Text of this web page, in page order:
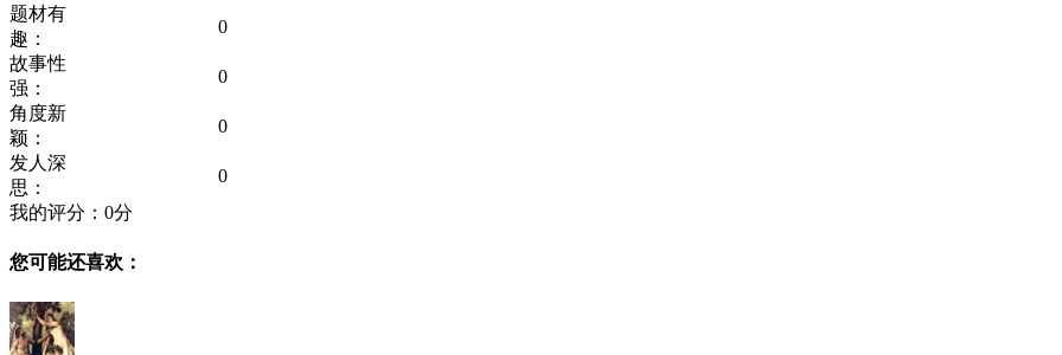
题材有
趣：
0
故事性
强：
0
角度新
颖：
0
发人深
思：
0
我的评分： 0分
您可能还喜欢：